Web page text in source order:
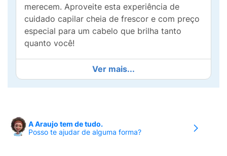
merecem. Aproveite esta experiência de
cuidado capilar cheia de frescor e com preço
especial para um cabelo que brilha tanto
quanto você!
Ver mais...
A Araujo tem de tudo.
Posso te ajudar de alguma forma?